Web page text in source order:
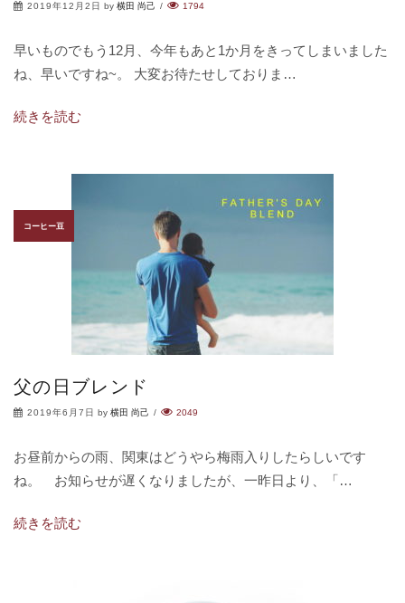
2019年12月2日 by 横田 尚己 / 1794
早いものでもう12月、今年もあと1か月をきってしまいました
ね、早いですね~。 大変お待たせしておりま…
続きを読む
コーヒー豆
父の日ブレンド
2019年6月7日 by 横田 尚己 / 2049
お昼前からの雨、関東はどうやら梅雨入りしたらしいです
ね。 お知らせが遅くなりましたが、一昨日より、「…
続きを読む